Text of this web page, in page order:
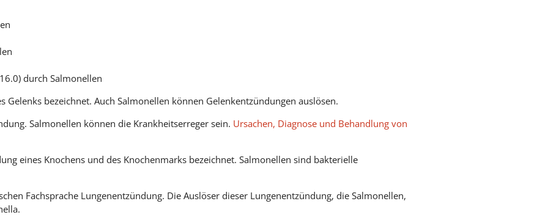
durch Salmonellen
Gelenks bezeichnet. Auch Salmonellen können Gelenkentzündungen auslösen.
Salmonellen können die Krankheitserreger sein. Ursachen, Diagnose und Behandlung von
eines Knochens und des Knochenmarks bezeichnet. Salmonellen sind bakterielle
Fachsprache Lungenentzündung. Die Auslöser dieser Lungenentzündung, die Salmonellen,